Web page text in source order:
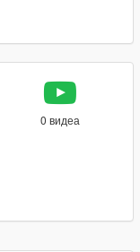
0 видеа